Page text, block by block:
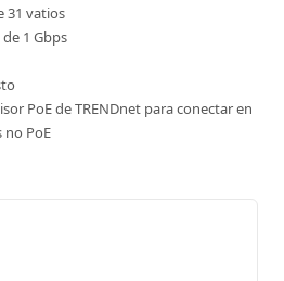
31 vatios
1 Gbps
PoE de TRENDnet para conectar en
PoE